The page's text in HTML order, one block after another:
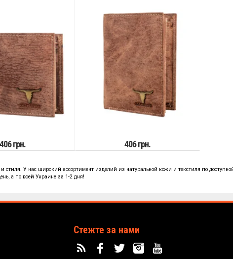
406 грн. 406 грн.
и стиля. У нас широкий ассортимент изделий из натуральной кожи и текстиля по
а по всей Украине за 1-2 дня!
Стежте за нами